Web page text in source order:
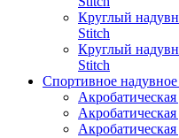
Круглый
Stitch
Круглый
Stitch
Спортивное